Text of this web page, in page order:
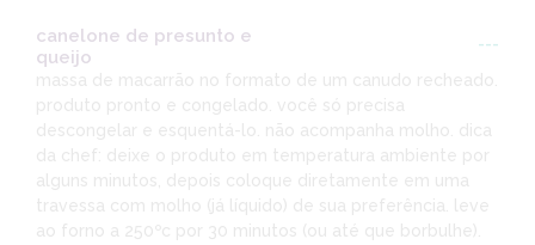
canelone de presunto e
queijo
---
massa de macarrão no formato de um canudo recheado.
produto pronto e congelado. você só precisa
descongelar e esquentá-lo. não acompanha molho. dica
da chef: deixe o produto em temperatura ambiente por
alguns minutos, depois coloque diretamente em uma
travessa com molho (já líquido) de sua preferência. leve
ao forno a 250ºc por 30 minutos (ou até que borbulhe).